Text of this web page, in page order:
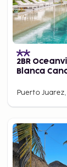
2BR
Blanca
Puerto